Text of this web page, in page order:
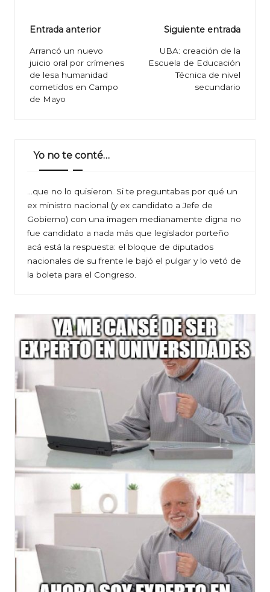
Navegación
de
entradas
Entrada anterior
Arrancó un nuevo
juicio oral por crímenes
de lesa humanidad
cometidos en Campo
de Mayo
Siguiente entrada
UBA: creación de la
Escuela de Educación
Técnica de nivel
secundario
Yo no te conté…
…que no lo quisieron. Si te preguntabas por qué un
ex ministro nacional (y ex candidato a Jefe de
Gobierno) con una imagen medianamente digna no
fue candidato a nada más que legislador porteño
acá está la respuesta: el bloque de diputados
nacionales de su frente le bajó el pulgar y lo vetó de
la boleta para el Congreso.